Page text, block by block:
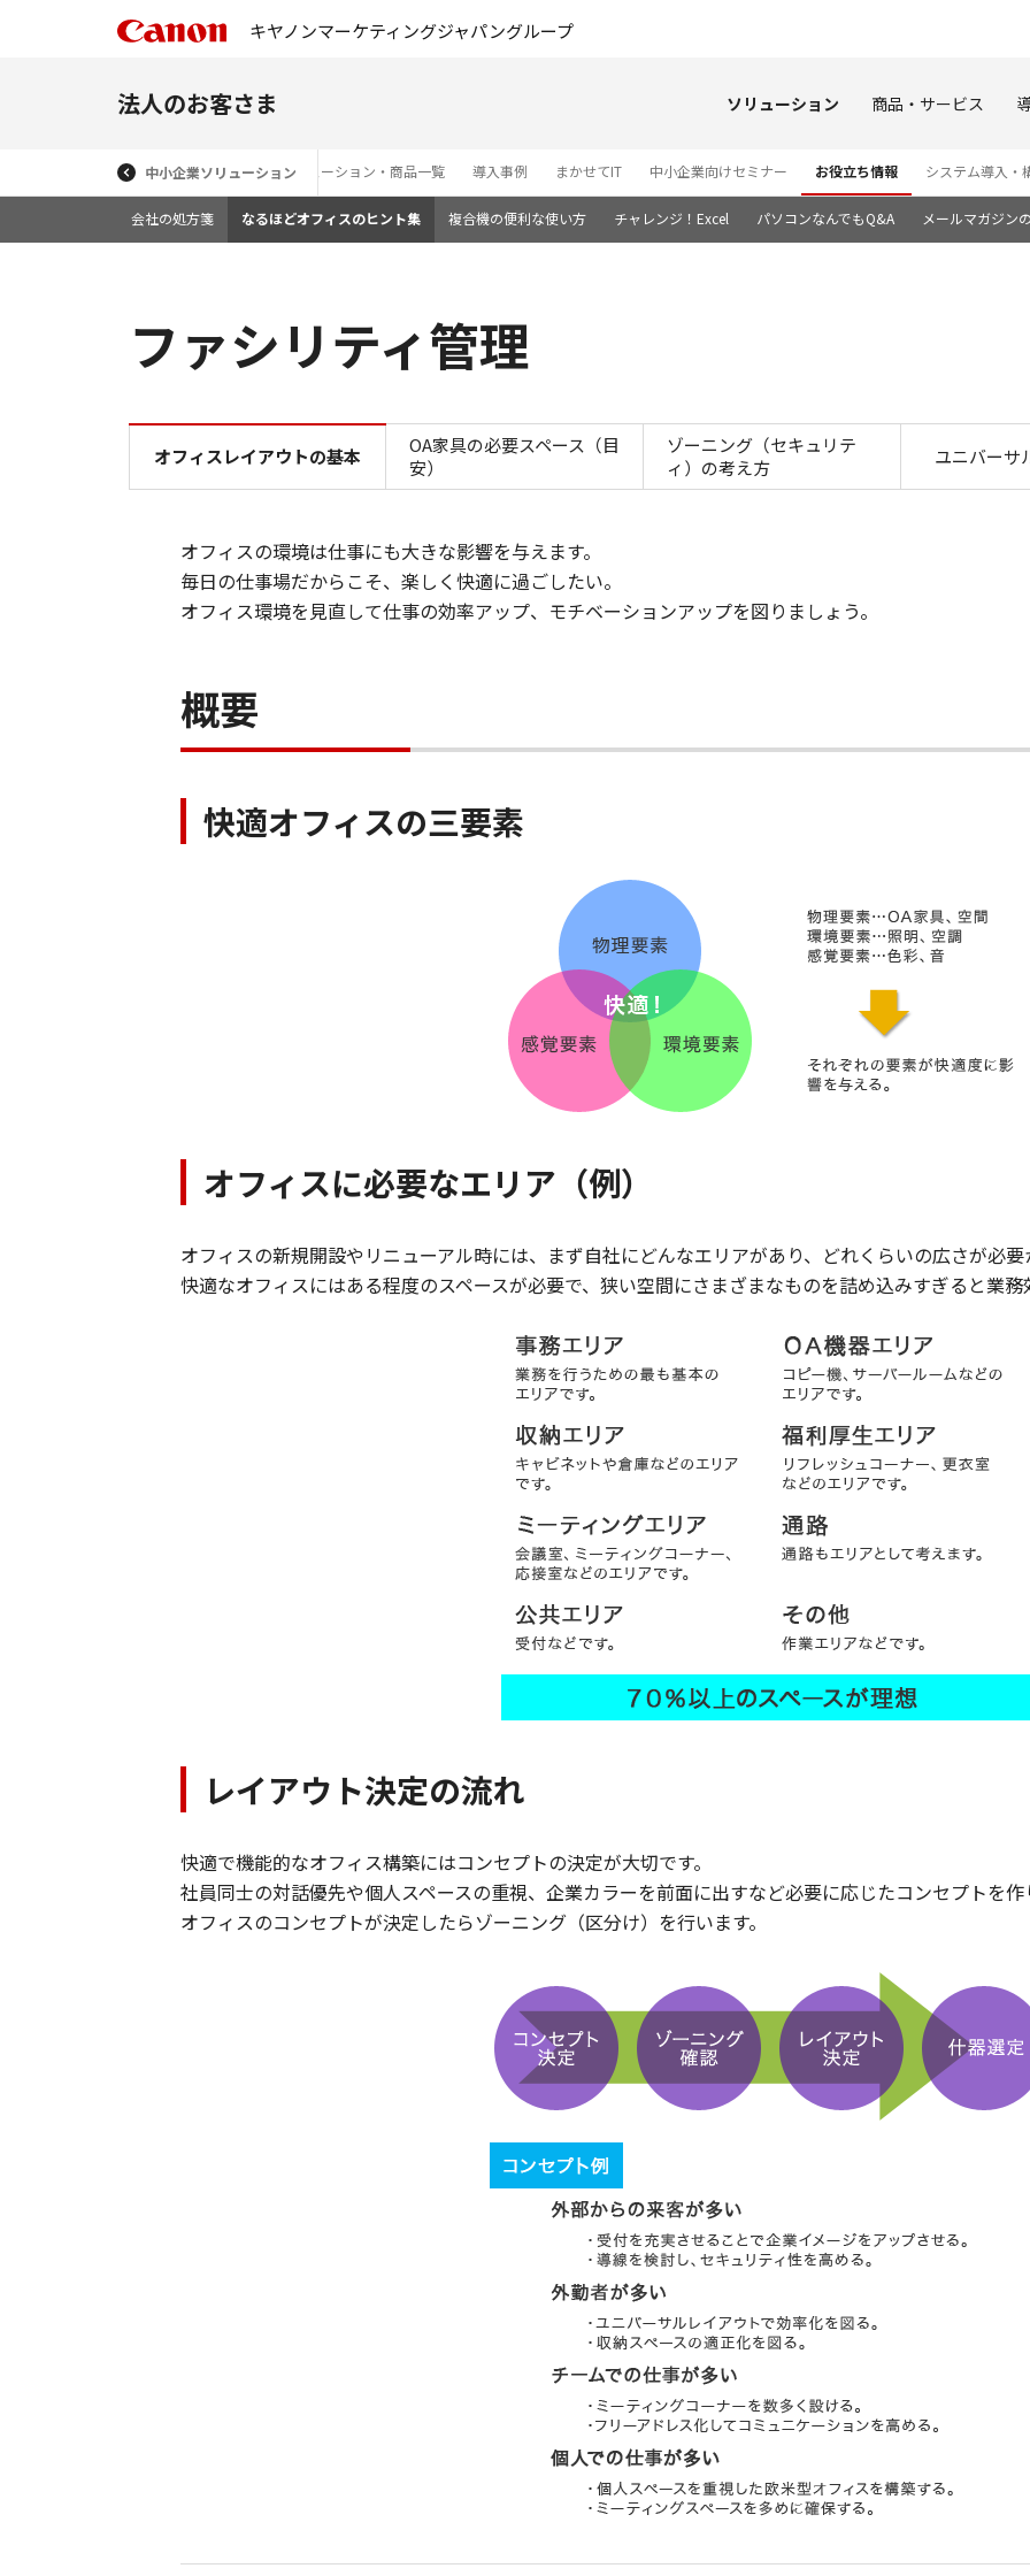
キヤノンマーケティングジャパングループ
法人のお客さま ソリューション 商品・サービス
中小企業ソリューションソリューション・商品一覧 導入事例 まかせてIT 中小企業向けセミナー お役立ち情報 システム導入・
会社の処方箋 なるほどオフィスのヒント集 複合機の便利な使い方 チャレンジ！Excel パソコンなんでもQ&A メールマガジン
ファシリティ管理
ファシリティ管理
オフィスレイアウトの基本
OA家具の必要スペース（目
安）
ゾーニング（セキュリテ
ィ）の考え方
ユニバーサ
オフィスの環境は仕事にも大きな影響を与えます。
毎日の仕事場だからこそ、楽しく快適に過ごしたい。
オフィス環境を見直して仕事の効率アップ、モチベーションアップを図りましょう。
概要
快適オフィスの三要素
オフィスに必要なエリア（例）
オフィスの新規開設やリニューアル時には、まず自社にどんなエリアがあり、どれくらいの広さが必
快適なオフィスにはある程度のスペースが必要で、狭い空間にさまざまなものを詰め込みすぎると業
レイアウト決定の流れ
快適で機能的なオフィス構築にはコンセプトの決定が大切です。
社員同士の対話優先や個人スペースの重視、企業カラーを前面に出すなど必要に応じたコンセプトを作
オフィスのコンセプトが決定したらゾーニング（区分け）を行います。